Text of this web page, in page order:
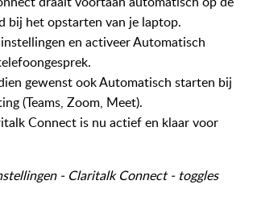
bij het opstarten van je laptop.
en activeer Automatisch
gewenst ook Automatisch starten bij
(Teams, Zoom, Meet).
Connect is nu actief en klaar voor
- Claritalk Connect - toggles